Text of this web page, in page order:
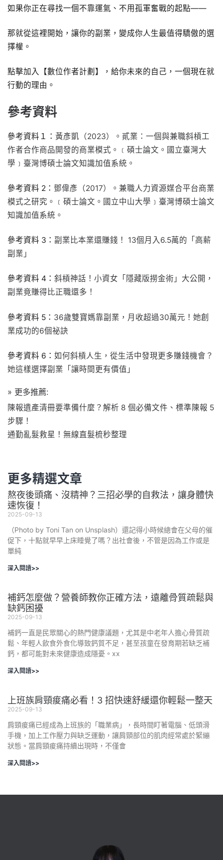
如果你正在尋找一個不靠運氣、不用孤軍奮戰的起點——
那就從這裡開始，讓你的副業，變成你人生最值得驕傲的選
擇權。
點擊加入【數位作者計劃】，給你未來的自己，一個現在就
行動的理由。
參考資料
參考資料１： 黃彥凱（2023）。貳業：一個與兼職斜槓工
作者合作商品開發的商業模式。﹝碩士論文。國立臺灣大
學﹞臺灣博碩士論文知識加值系統。
參考資料 2： 鄧偉彥（2017）。兼職人力資源媒合平台商業
模式之研究。﹝碩士論文。國立中山大學﹞臺灣博碩士論文
知識加值系統。
參考資料 3： 副業比本業還賺錢！ 13個月入6.5萬的「高薪
副業」
參考資料 4： 斜槓神話！小資女「隱藏版撈金術」大公開，
副業竟賺得比正職還多！
參考資料 5： 36歲雙寶媽靠副業，月收超過30萬元！她創
業成功的6個祕訣
參考資料 6： 如何斜槓人生，從生活中發現更多賺錢機會？
她這樣選擇副業「讓時間更有價值」
» 更多推薦:
陳報遺產清冊要準備什麼？解析 8 個必備文件、標準陳報 5
步驟！
通勤亂髮救星！無線直髮梳秒整理
更多精選文章
熬夜後頭痛、沒精神？三招必學的自救法，讓身體快
速恢復！
2025-09-13
（Photo by Toni Tan on Unsplash）還記得小時候總會在父母的催
促下，十點就早早上床睡覺了嗎？出社會後，不管是因為工作或是
單純
深入閱讀>>
補鈣怎麼做？營養師教你正確方法，遠離骨質疏鬆與
缺鈣困擾
2025-09-13
補鈣一直是民眾關心的熱門健康議題，尤其是中老年人擔心骨質疏
鬆、年輕人飲食外食化導致鈣質不足，甚至孩童在發育期若缺乏補
鈣，都可能對未來健康造成隱憂。xx
深入閱讀>>
上班族肩頸痠痛必看！3 招快速舒緩還你輕鬆一整天
2025-09-13
肩頸痠痛已經成為上班族的「職業病」，長時間盯著電腦、低頭滑
手機，加上工作壓力與缺乏運動，讓肩頸部位的肌肉經常處於緊繃
狀態。當肩頸痠痛持續出現時，不僅會
深入閱讀>>